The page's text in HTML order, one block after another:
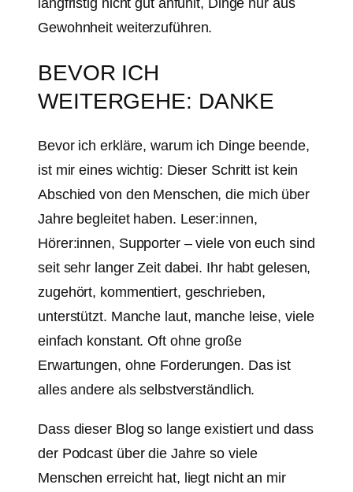
Gewohnheit weiterzuführen.
BEVOR ICH
WEITERGEHE: DANKE
Bevor ich erkläre, warum ich Dinge beende,
ist mir eines wichtig: Dieser Schritt ist kein
Abschied von den Menschen, die mich über
Jahre begleitet haben. Leser:innen,
Hörer:innen, Supporter – viele von euch sind
seit sehr langer Zeit dabei. Ihr habt gelesen,
zugehört, kommentiert, geschrieben,
unterstützt. Manche laut, manche leise, viele
einfach konstant. Oft ohne große
Erwartungen, ohne Forderungen. Das ist
alles andere als selbstverständlich.
Dass dieser Blog so lange existiert und dass
der Podcast über die Jahre so viele
Menschen erreicht hat, liegt nicht an mir